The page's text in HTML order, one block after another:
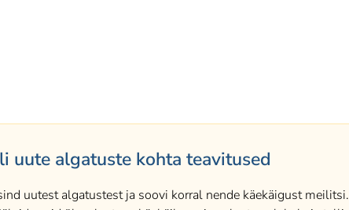
uute algatuste kohta teavitused
uutest algatustest ja soovi korral nende käekäigust meilitsi.